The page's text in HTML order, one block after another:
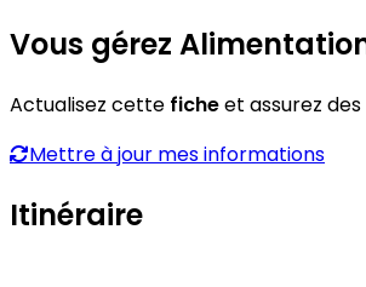
Vous gérez
Actualisez cette ficheet assurez des
Mettre à jour mes informations
Itinéraire